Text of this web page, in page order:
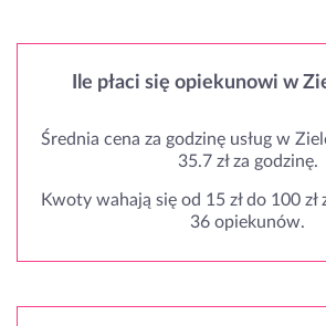
Ile płaci się opiekunowi w
Średnia cena za godzinę usług w
35.7 zł za godzinę.
Kwoty wahają się od 15 zł do 100 zł
36 opiekunów.